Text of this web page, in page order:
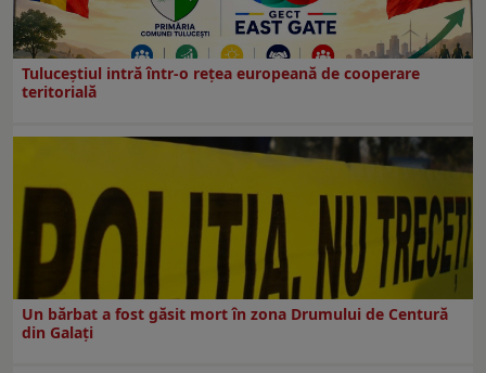
Tuluceștiul intră într-o rețea europeană de cooperare
teritorială
Un bărbat a fost găsit mort în zona Drumului de Centură
din Galați